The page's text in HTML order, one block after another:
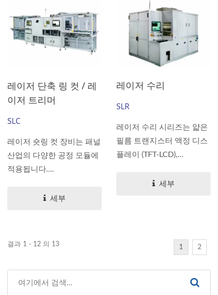
레이저 단축 링 컷 / 레
이저 트리머
SLC
레이저 숏링 컷 장비는 패널
산업의 다양한 공정 모듈에
적용됩니다....
세부
레이저 수리
SLR
레이저 수리 시리즈는 얇은
필름 트랜지스터 액정 디스
플레이 (TFT-LCD),...
세부
결과 1 - 12 의 13 1 2